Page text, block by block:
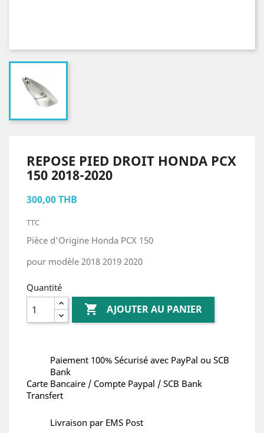
REPOSE PIED DROIT HONDA PCX
150 2018-2020
300,00 THB
TTC
Pièce d'Origine Honda PCX 150
pour modèle 2018 2019 2020
Quantité
 AJOUTER AU PANIER
Paiement 100% Sécurisé avec PayPal ou SCB
Bank
Carte Bancaire / Compte Paypal / SCB Bank
Transfert
Livraison par EMS Post